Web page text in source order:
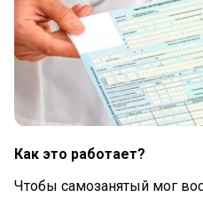
Как это работает?
Чтобы самозанятый мог